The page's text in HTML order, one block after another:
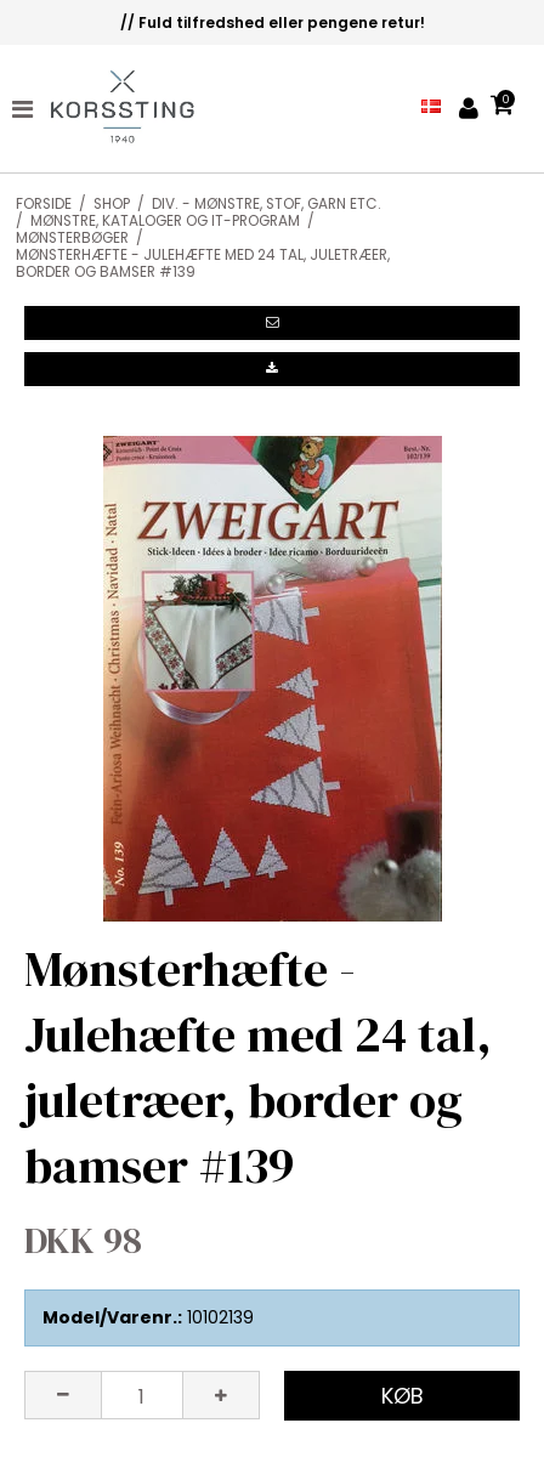
// Fuld tilfredshed eller pengene retur!
0
FORSIDE / SHOP / DIV. - MØNSTRE, STOF, GARN ETC.
/ MØNSTRE, KATALOGER OG IT-PROGRAM /
MØNSTERBØGER /
MØNSTERHÆFTE - JULEHÆFTE MED 24 TAL, JULETRÆER,
BORDER OG BAMSER #139
Mønsterhæfte -
Julehæfte med 24 tal,
juletræer, border og
bamser #139
DKK 98
Model/Varenr.: 10102139
KØB